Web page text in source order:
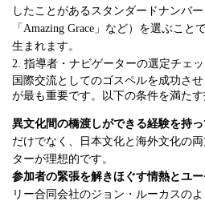
したことがあるスタンダードナンバ
「Amazing Grace」など）を選ぶこ
生まれます。
2. 指導者・ナビゲーターの選定チェッ
国際交流としてのゴスペルを成功さ
が最も重要です。以下の条件を満たす
異文化間の橋渡しができる経験を持っ
だけでなく、日本文化と海外文化の
ターが理想的です。
参加者の緊張を解きほぐす情熱とユー
リー合同会社のジョン・ルーカスの